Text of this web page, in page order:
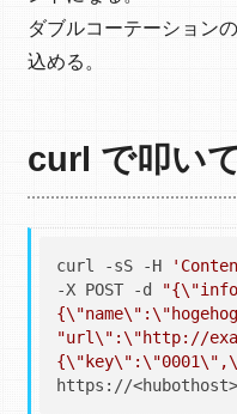
ダブルコーテーション
込める。
curl で叩い
curl -sS -H
-X POST -d
"url\":\"http://
https://